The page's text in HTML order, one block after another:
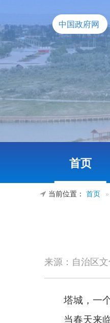
中国政府网
首页
当前位置： 首页 »
来源：自治区
当春天来临，
艾兰盐湖
艾兰盐湖素有“